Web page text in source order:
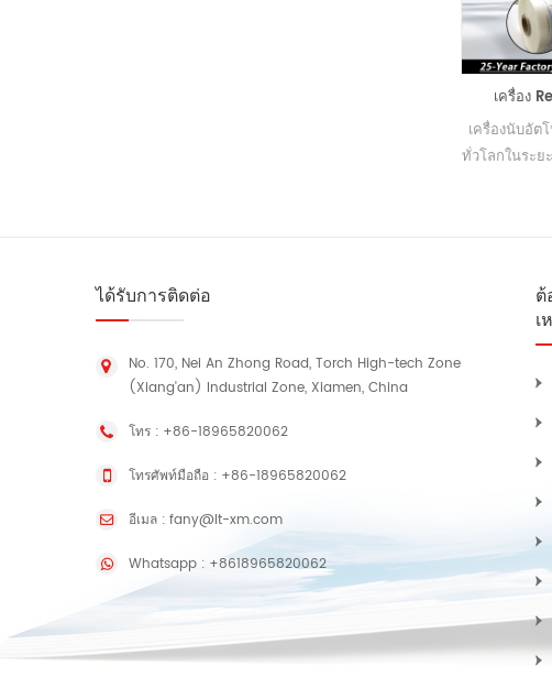
เครื่อง
เครื่องนับอัต
ทั่วโลกในระย
ได้รับการติดต่อ
No. 170, Nei An Zhong Road, Torch High-tech Zone
(Xiang'an) Industrial Zone, Xiamen, China
โทร : +86-18965820062
โทรศัพท์มือถือ : +86-18965820062
อีเมล : fany@lt-xm.com
Whatsapp : +8618965820062
ต้
เ